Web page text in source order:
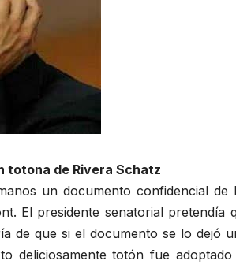
totona de Rivera Schatz
un documento confidencial
El presidente senatorial pretendía
de que si el documento se lo dejó
deliciosamente totón fue